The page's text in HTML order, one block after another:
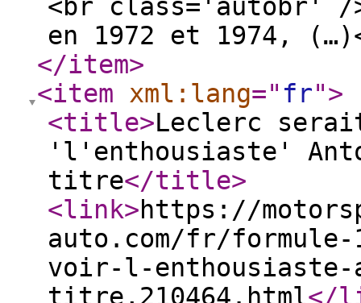
<br class='autobr' />
en 1972 et 1974,
</item>
<item
xml:lang=" fr">
<title>Leclerc
'l'enthousiaste'
titre</title>
<link>https://
auto.com/fr/
voir-l-
titre,210464.html</